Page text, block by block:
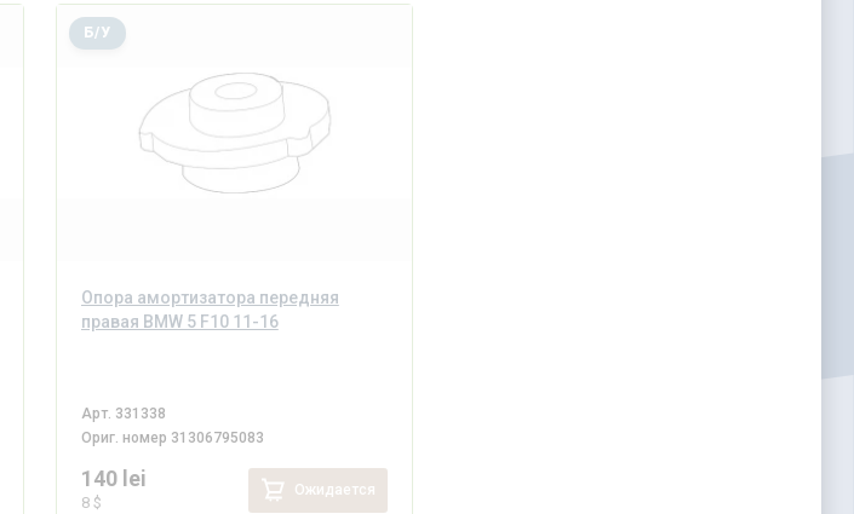
Опора амортизатора передняя
правая BMW 5 F10 11-16
Б/У
Арт. 331338
Ориг. номер 31306795083
140 lei
8 $
Ожидается